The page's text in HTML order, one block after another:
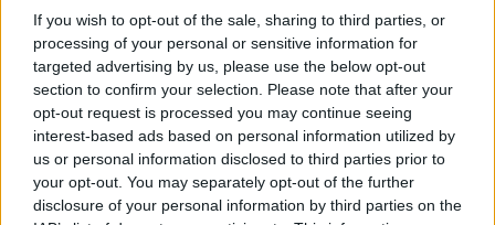
If you wish to opt-out of the sale, sharing to third parties, or
processing of your personal or sensitive information for
targeted advertising by us, please use the below opt-out
section to confirm your selection. Please note that after your
opt-out request is processed you may continue seeing
interest-based ads based on personal information utilized by
us or personal information disclosed to third parties prior to
your opt-out. You may separately opt-out of the further
disclosure of your personal information by third parties on the
szimbólum. Halálának centenáriumán az
Egyesült Államok Képviselőháza is méltatta a
hőst, kiemelve, hogy becsülendő dolog a
szülőföld védelméért indított harc és az ősi
hagyományok tisztelete.
Geronimo huszonhárom évnyi fogság végén
halt meg. Haláls után azonnal lángot fogott a
kultusza, ami a filmgyárakat se hagyta